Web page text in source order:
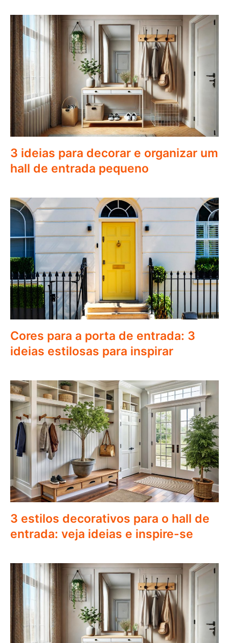
3 ideias para decorar e organizar um
hall de entrada pequeno
Cores para a porta de entrada: 3
ideias estilosas para inspirar
3 estilos decorativos para o hall de
entrada: veja ideias e inspire-se